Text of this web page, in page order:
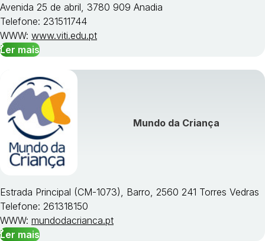
Avenida 25 de abril, 3780 909 Anadia
Telefone: 231511744
WWW: www.viti.edu.pt
Ler mais
Mundo da Criança
Estrada Principal (CM-1073), Barro, 2560 241 Torres Vedras
Telefone: 261318150
WWW: mundodacrianca.pt
Ler mais